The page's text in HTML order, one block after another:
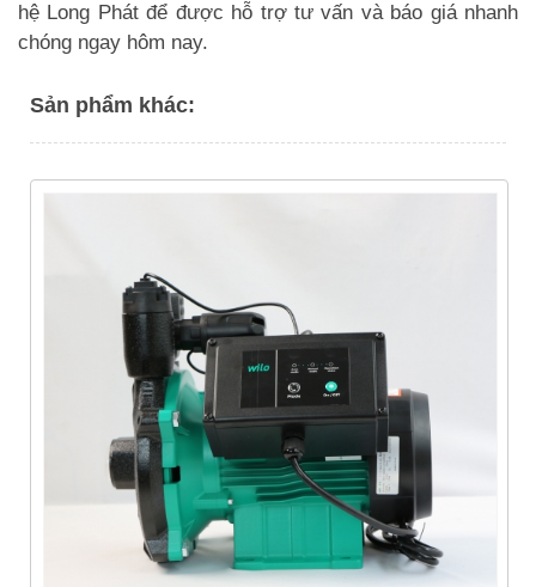
hệ Long Phát để được hỗ trợ tư vấn và báo giá nhanh
chóng ngay hôm nay.
Sản phẩm khác: